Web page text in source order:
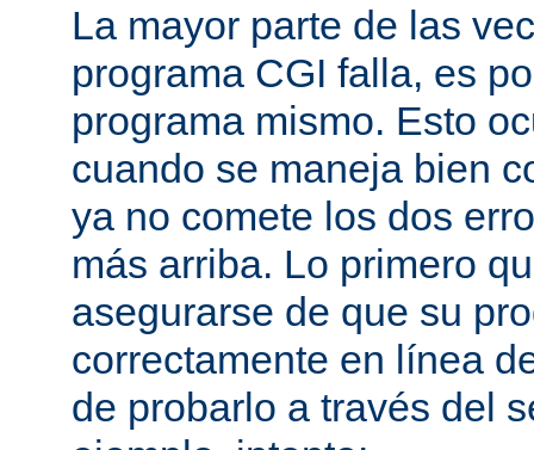
La mayor parte de las
programa CGI falla, es
programa mismo. Esto
cuando se maneja bien
ya no comete los dos
más arriba. Lo primero
asegurarse de que su
correctamente en línea
de probarlo a través del